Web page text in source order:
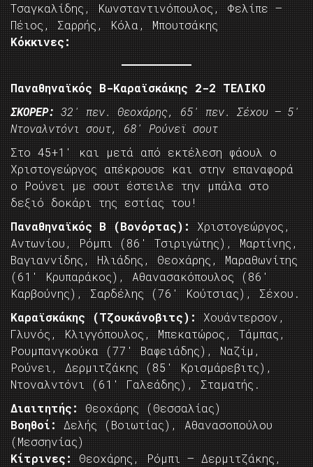
Τσαγκαλίδης, Κωνσταντινόπουλος, Φελίπε –
Πέιος, Σαρρής, Κόλα, Μπουτσάκης
Κόκκινες:
Παναθηναϊκός Β-Καραϊσκάκης 2-2 ΤΕΛΙΚΟ
ΣΚΟΡΕΡ: 32′ πεν. Θεοχάρης, 65′ πεν. Σέχου – 5′
Ντοναλντόνι σουτ, 68′ Ρούνεϊ σουτ
Στο 45+1′ και μετά από εκτέλεση φάουλ ο
Χριστογεώργος απέκρουσε και στην επαναφορά
ο Ρούνει με σουτ έστειλε την μπάλα στο
δεξιό δοκάρι της εστίας του!
Παναθηναϊκός Β (Βονόρτας): Χριστογεώργος,
Αντωνίου, Ρόμπι (86′ Τσιριγώτης), Μαρτίνης,
Βαγιαννίδης, Ηλιάδης, Θεοχάρης, Μαραθωνίτης
(61′ Κρυπαράκος), Αθανασακόπουλος (86′
Καρβούνης), Σαρδέλης (76′ Κούτσιας), Σέχου.
Καραϊσκάκης (Τζουκάνοβιτς): Χουάντερσον,
Γλυνός, Κλιγγόπουλος, Μπεκατώρος, Τάμπας,
Ρουμπανγκούκα (77′ Βαφειάδης), Ναζίμ,
Ρούνει, Δερμιτζάκης (85′ Κρισμάρεβιτς),
Ντοναλντόνι (61′ Γαλεάδης), Σταματής.
Διαιτητής:
Θεοχάρης (Θεσσαλίας)
Βοηθοί:
Δελής (Βοιωτίας), Αθανασοπούλου
(Μεσσηνίας)
Κίτρινες:
Θεοχάρης, Ρόμπι – Δερμιτζάκης,